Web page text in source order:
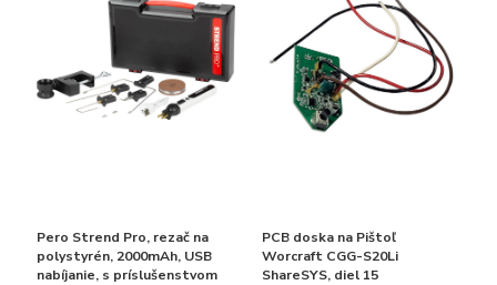
Pero Strend Pro, rezač na
polystyrén, 2000mAh, USB
nabíjanie, s príslušenstvom
PCB doska na Pištoľ
Worcraft CGG-S20Li
ShareSYS, diel 15